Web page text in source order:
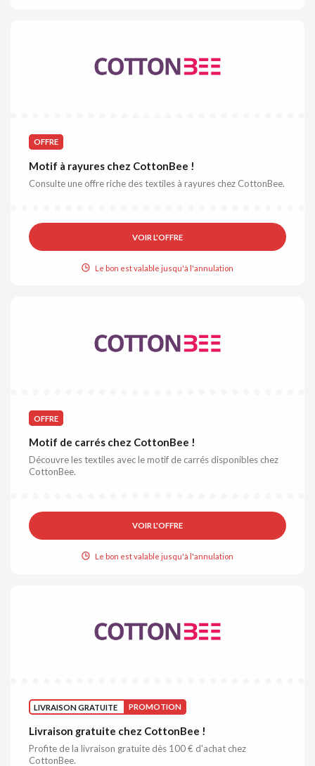
OFFRE
Motif à rayures chez CottonBee !
Consulte une offre riche des textiles à rayures chez CottonBee.
VOIR L'OFFRE
Le bon est valable jusqu'à l'annulation
OFFRE
Motif de carrés chez CottonBee !
Découvre les textiles avec le motif de carrés disponibles chez
CottonBee.
VOIR L'OFFRE
Le bon est valable jusqu'à l'annulation
LIVRAISON GRATUITE PROMOTION
Livraison gratuite chez CottonBee !
Profite de la livraison gratuite dès 100 € d'achat chez
CottonBee.